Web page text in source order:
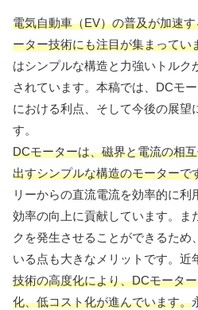
電気自動車（EV）の普及が加速
ーター技術にも注目が集まってい
はシンプルな構造と力強いトルク
されています。本稿では、DCモ
における利点、そして今後の展望
す。
DCモーターは、磁界と電流の相
出すシンプルな構造のモーターで
リーからの直流電流を効率的に利
効率の向上に貢献しています。ま
クを発生させることができるため
いる点も大きなメリットです。近
技術の高度化により、DCモータ
化、低コスト化が進んでいます。